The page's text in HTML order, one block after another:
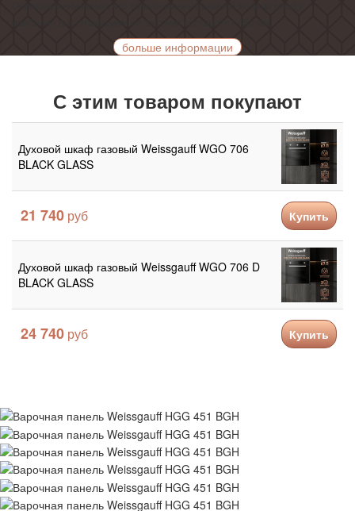
больше информации
С этим товаром покупают
Духовой шкаф газовый Weissgauff WGO 706
BLACK GLASS
21 740 Купить
Духовой шкаф газовый Weissgauff WGO 706 D
BLACK GLASS
24 740 Купить